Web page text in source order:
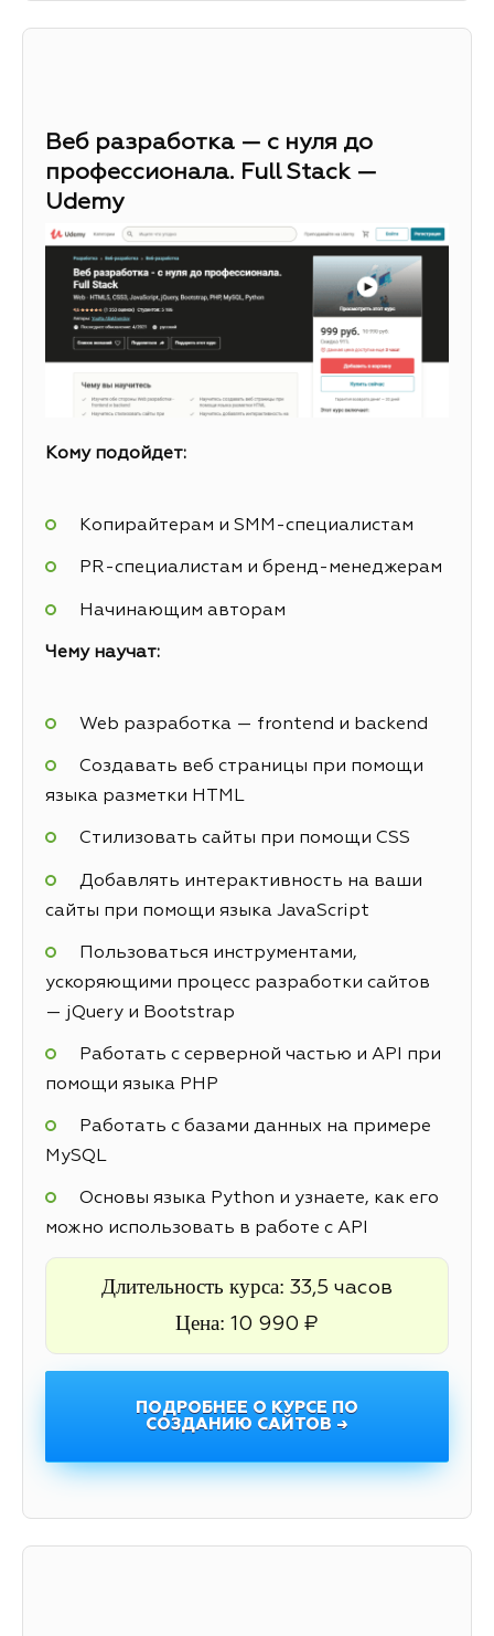
Веб разработка — с нуля до
профессионала. Full Stack —
Udemy
Кому подойдет:
Копирайтерам и SMM-специалистам
PR-специалистам и бренд-менеджерам
Начинающим авторам
Чему научат:
Web разработка — frontend и backend
Создавать веб страницы при помощи
языка разметки HTML
Стилизовать сайты при помощи CSS
Добавлять интерактивность на ваши
сайты при помощи языка JavaScript
Пользоваться инструментами,
ускоряющими процесс разработки сайтов
— jQuery и Bootstrap
Работать с серверной частью и API при
помощи языка PHP
Работать с базами данных на примере
MySQL
Основы языка Python и узнаете, как его
можно использовать в работе с API
Длительность курса: 33,5 часов
Цена: 10 990 ₽
ПОДРОБНЕЕ О КУРСЕ ПО
СОЗДАНИЮ САЙТОВ →